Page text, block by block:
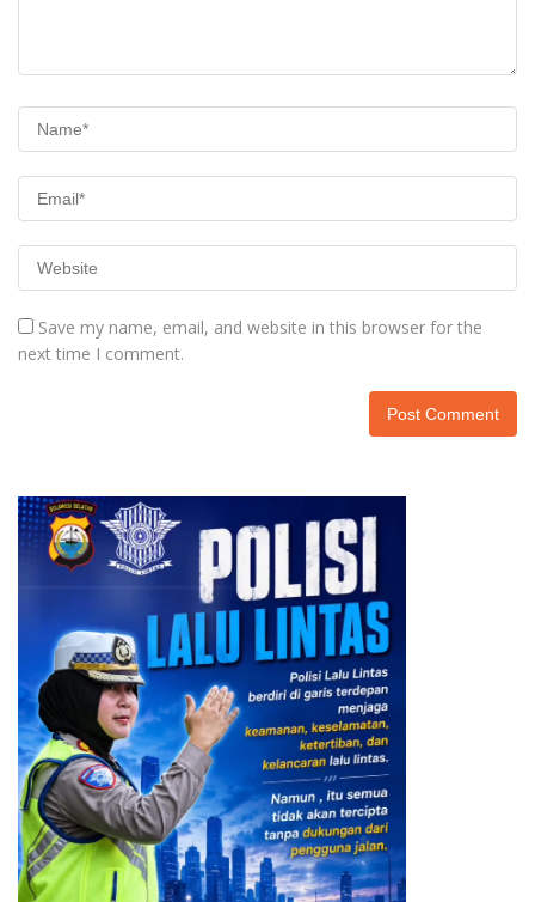
Save my name, email, and website in this browser for the
next time I comment.